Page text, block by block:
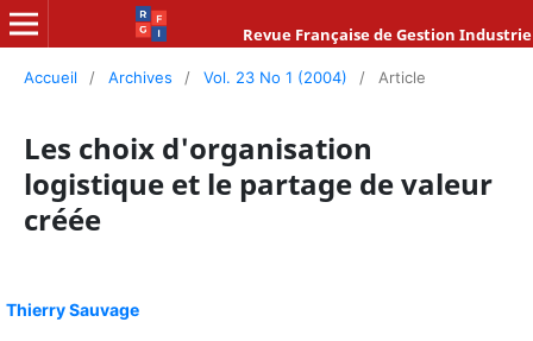
Revue Française de Gestion
Accueil / Archives / Vol. 23 No 1 (2004) / Article
Les choix d'organisation
logistique et le partage de valeur
créée
Thierry Sauvage